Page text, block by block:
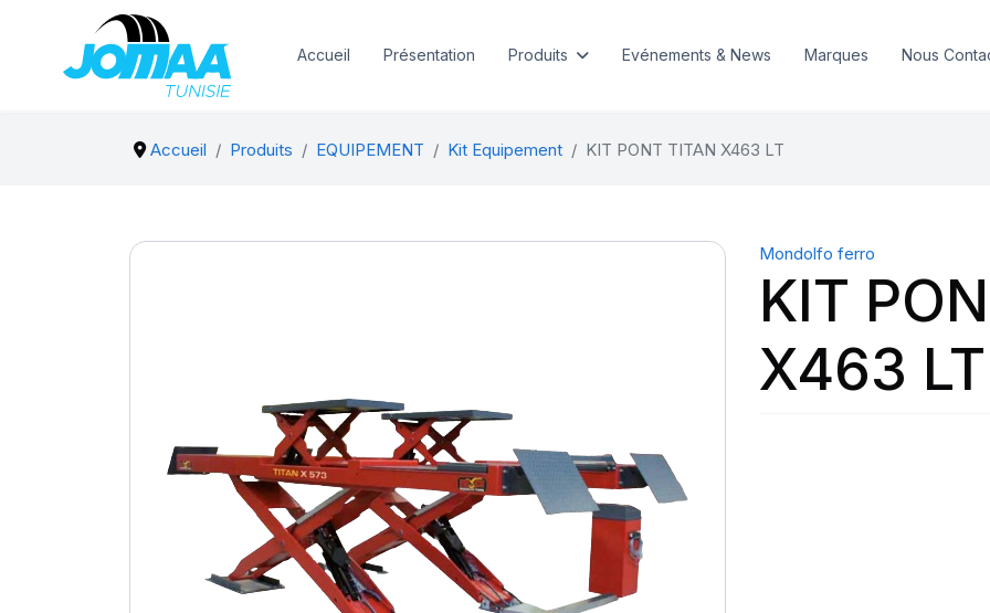
Accueil Présentation Produits Evénements & News Marques Nous
Accueil Produits EQUIPEMENT Kit Equipement KIT PONT TITAN X463 LT
Mondolfo ferro
KIT
X463 LT